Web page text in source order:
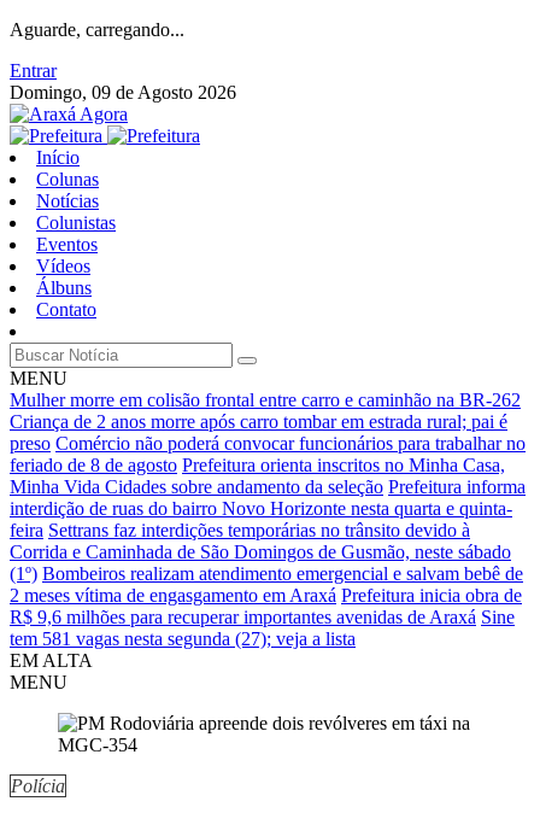
Aguarde, carregando...
Entrar
Domingo, 09 de Agosto 2026
Início
Colunas
Notícias
Colunistas
Eventos
Vídeos
Álbuns
Contato
MENU
Mulher morre em colisão frontal entre carro e caminhão na BR-262
Criança de 2 anos morre após carro tombar em estrada rural; pai é
preso Comércio não poderá convocar funcionários para trabalhar no
feriado de 8 de agosto Prefeitura orienta inscritos no Minha Casa,
Minha Vida Cidades sobre andamento da seleção Prefeitura informa
interdição de ruas do bairro Novo Horizonte nesta quarta e quinta-
feira Settrans faz interdições temporárias no trânsito devido à
Corrida e Caminhada de São Domingos de Gusmão, neste sábado
(1º) Bombeiros realizam atendimento emergencial e salvam bebê de
2 meses vítima de engasgamento em Araxá Prefeitura inicia obra de
R$ 9,6 milhões para recuperar importantes avenidas de Araxá Sine
tem 581 vagas nesta segunda (27); veja a lista
EM ALTA
MENU
Polícia